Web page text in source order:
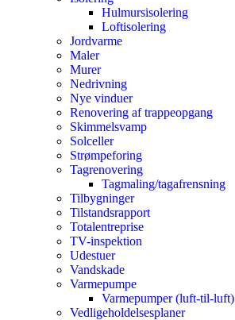
Hulmursisolering
Loftisolering
Jordvarme
Maler
Murer
Nedrivning
Nye vinduer
Renovering af trappeopgang
Skimmelsvamp
Solceller
Strømpeforing
Tagrenovering
Tagmaling/tagafrensning
Tilbygninger
Tilstandsrapport
Totalentreprise
TV-inspektion
Udestuer
Vandskade
Varmepumpe
Varmepumper (luft-til-luft)
Vedligeholdelsesplaner